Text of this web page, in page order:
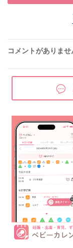
コメントがありませ